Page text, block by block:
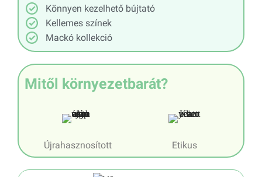
Könnyen kezelhető bújtató
Kellemes színek
Mackó kollekció
Mitől környezetbarát?
Újrahasznosított Etikus